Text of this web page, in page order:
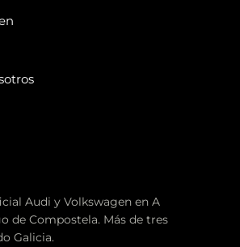
Audi y Volkswagen en A
de Compostela. Más de tres
Galicia.